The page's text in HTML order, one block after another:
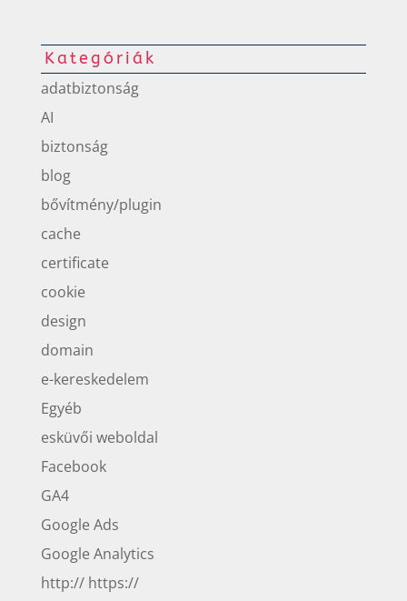
Kategóriák
adatbiztonság
AI
biztonság
blog
bővítmény/plugin
cache
certificate
cookie
design
domain
e-kereskedelem
Egyéb
esküvői weboldal
Facebook
GA4
Google Ads
Google Analytics
http:// https://